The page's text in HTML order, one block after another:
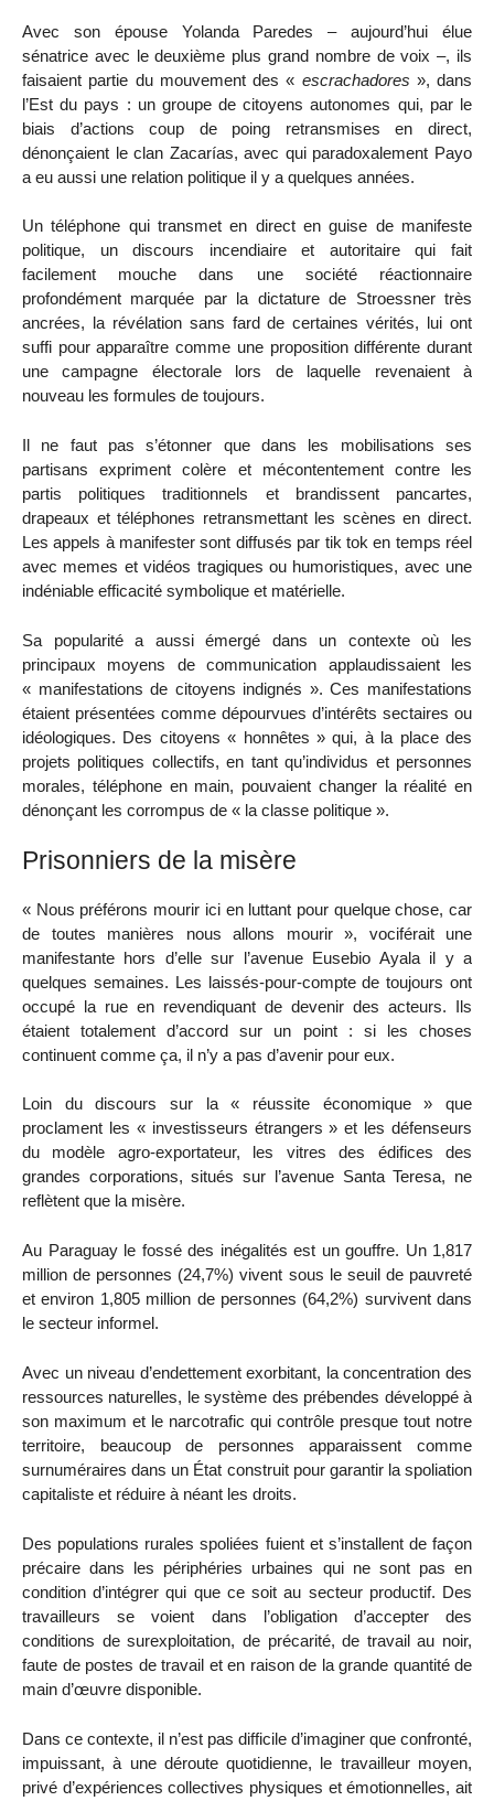
Avec son épouse Yolanda Paredes – aujourd’hui élue
sénatrice avec le deuxième plus grand nombre de voix –, ils
faisaient partie du mouvement des « escrachadores », dans
l’Est du pays : un groupe de citoyens autonomes qui, par le
biais d’actions coup de poing retransmises en direct,
dénonçaient le clan Zacarías, avec qui paradoxalement Payo
a eu aussi une relation politique il y a quelques années.
Un téléphone qui transmet en direct en guise de manifeste
politique, un discours incendiaire et autoritaire qui fait
facilement mouche dans une société réactionnaire
profondément marquée par la dictature de Stroessner très
ancrées, la révélation sans fard de certaines vérités, lui ont
suffi pour apparaître comme une proposition différente durant
une campagne électorale lors de laquelle revenaient à
nouveau les formules de toujours.
Il ne faut pas s’étonner que dans les mobilisations ses
partisans expriment colère et mécontentement contre les
partis politiques traditionnels et brandissent pancartes,
drapeaux et téléphones retransmettant les scènes en direct.
Les appels à manifester sont diffusés par tik tok en temps réel
avec memes et vidéos tragiques ou humoristiques, avec une
indéniable efficacité symbolique et matérielle.
Sa popularité a aussi émergé dans un contexte où les
principaux moyens de communication applaudissaient les
« manifestations de citoyens indignés ». Ces manifestations
étaient présentées comme dépourvues d’intérêts sectaires ou
idéologiques. Des citoyens « honnêtes » qui, à la place des
projets politiques collectifs, en tant qu’individus et personnes
morales, téléphone en main, pouvaient changer la réalité en
dénonçant les corrompus de « la classe politique ».
Prisonniers de la misère
« Nous préférons mourir ici en luttant pour quelque chose, car
de toutes manières nous allons mourir », vociférait une
manifestante hors d’elle sur l’avenue Eusebio Ayala il y a
quelques semaines. Les laissés-pour-compte de toujours ont
occupé la rue en revendiquant de devenir des acteurs. Ils
étaient totalement d’accord sur un point : si les choses
continuent comme ça, il n’y a pas d’avenir pour eux.
Loin du discours sur la « réussite économique » que
proclament les « investisseurs étrangers » et les défenseurs
du modèle agro-exportateur, les vitres des édifices des
grandes corporations, situés sur l’avenue Santa Teresa, ne
reflètent que la misère.
Au Paraguay le fossé des inégalités est un gouffre. Un 1,817
million de personnes (24,7%) vivent sous le seuil de pauvreté
et environ 1,805 million de personnes (64,2%) survivent dans
le secteur informel.
Avec un niveau d’endettement exorbitant, la concentration des
ressources naturelles, le système des prébendes développé à
son maximum et le narcotrafic qui contrôle presque tout notre
territoire, beaucoup de personnes apparaissent comme
surnuméraires dans un État construit pour garantir la spoliation
capitaliste et réduire à néant les droits.
Des populations rurales spoliées fuient et s’installent de façon
précaire dans les périphéries urbaines qui ne sont pas en
condition d’intégrer qui que ce soit au secteur productif. Des
travailleurs se voient dans l’obligation d’accepter des
conditions de surexploitation, de précarité, de travail au noir,
faute de postes de travail et en raison de la grande quantité de
main d’œuvre disponible.
Dans ce contexte, il n’est pas difficile d’imaginer que confronté,
impuissant, à une déroute quotidienne, le travailleur moyen,
privé d’expériences collectives physiques et émotionnelles, ait